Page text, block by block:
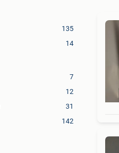
135
14
7
12
31
142